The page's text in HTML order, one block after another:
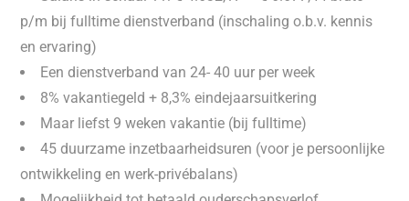
p/m bij fulltime dienstverband (inschaling o.b.v. kennis
en ervaring)
Een dienstverband van 24- 40 uur per week
8% vakantiegeld + 8,3% eindejaarsuitkering
Maar liefst 9 weken vakantie (bij fulltime)
45 duurzame inzetbaarheidsuren (voor je persoonlijke
ontwikkeling en werk-privébalans)